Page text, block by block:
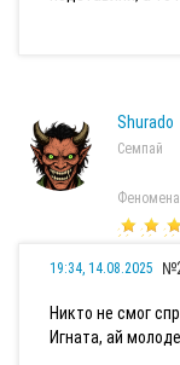
Shurado
Семпай
19:34, 14.08.2025
Никто не смог
Игната, ай